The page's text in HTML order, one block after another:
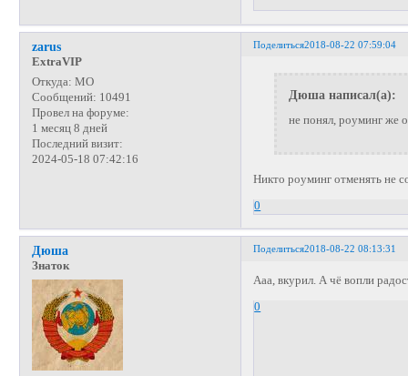
Поделиться2018-08-22 07:59:04
zarus
ExtraVIP
Откуда: МО
Сообщений: 10491
Провел на форуме:
1 месяц 8 дней
Последний визит:
2024-05-18 07:42:16
Дюша написал(а):
не понял, роуминг же
Никто роуминг отменять не
0
Поделиться2018-08-22 08:13:31
Дюша
Знаток
Ааа, вкурил. А чё вопли
0